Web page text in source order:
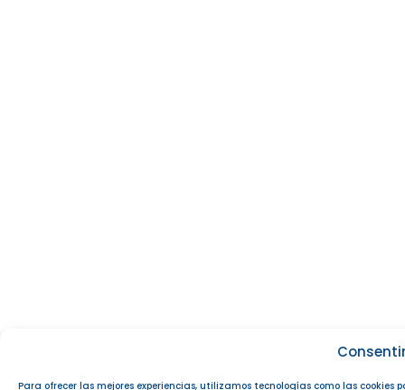
Para ofrecer las mejores experiencias, utilizamos tecnologías como las